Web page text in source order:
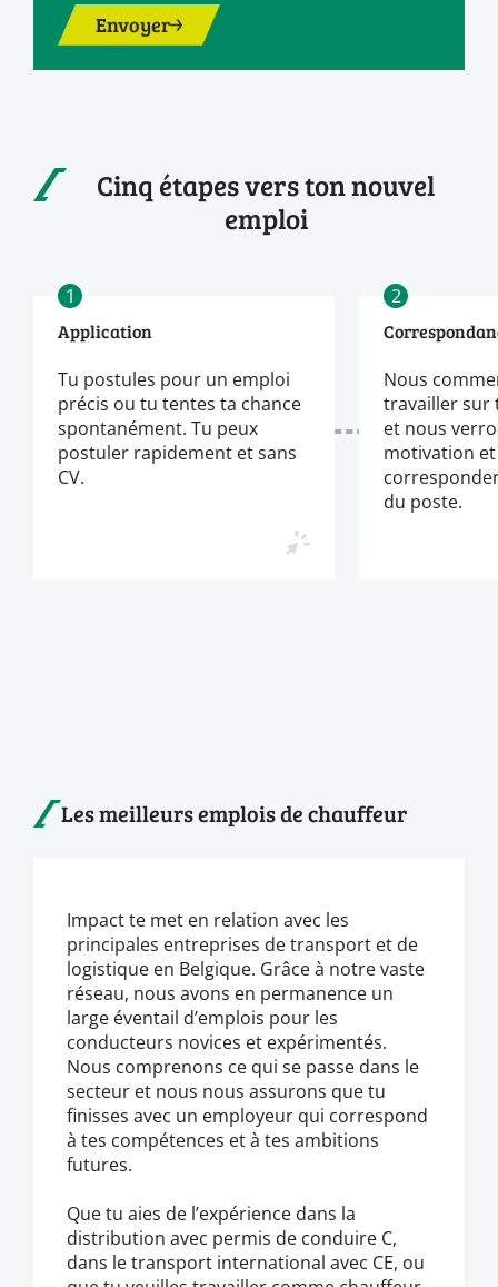
Envoyer
Cinq étapes vers ton nouvel
emploi
1
Application
Tu postules pour un emploi
précis ou tu tentes ta chance
spontanément. Tu peux
postuler rapidement et sans
CV.
2
Nous
travailler sur
et nous
motivation
du poste.
Les meilleurs emplois de chauffeur
Impact te met en relation avec les
principales entreprises de transport et de
logistique en Belgique. Grâce à notre vaste
réseau, nous avons en permanence un
large éventail d’emplois pour les
conducteurs novices et expérimentés.
Nous comprenons ce qui se passe dans le
secteur et nous nous assurons que tu
finisses avec un employeur qui correspond
à tes compétences et à tes ambitions
futures.
Que tu aies de l’expérience dans la
distribution avec permis de conduire C,
dans le transport international avec CE, ou